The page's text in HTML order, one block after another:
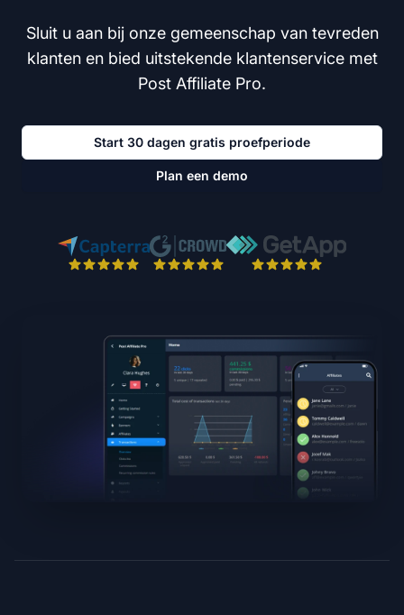
Sluit u aan bij onze gemeenschap van tevreden
klanten en bied uitstekende klantenservice met
Post Affiliate Pro.
Start 30 dagen gratis proefperiode
Plan een demo